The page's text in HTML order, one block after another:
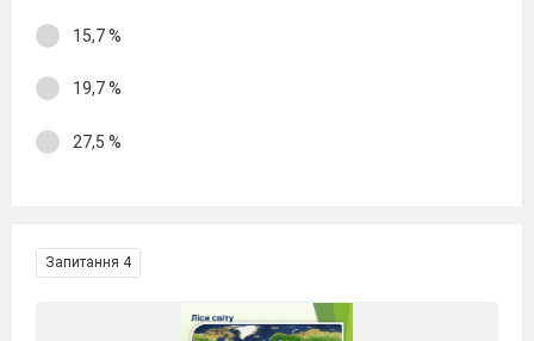
15,7 %
19,7 %
27,5 %
Запитання 4